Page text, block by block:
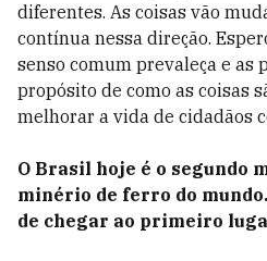
diferentes. As coisas vão
contínua nessa direção.
senso comum prevaleça e as
propósito de como as coisas
melhorar a vida de cidadãos
O Brasil hoje é o segundo
minério de ferro do
de chegar ao primeiro